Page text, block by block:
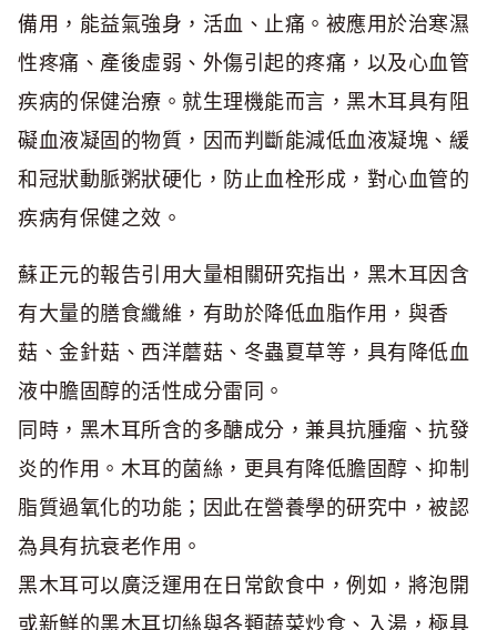
備用，能益氣強身，活血、止痛。被應用於治寒濕
性疼痛、產後虛弱、外傷引起的疼痛，以及心血管
疾病的保健治療。就生理機能而言，黑木耳具有阻
礙血液凝固的物質，因而判斷能減低血液凝塊、緩
和冠狀動脈粥狀硬化，防止血栓形成，對心血管的
疾病有保健之效。
蘇正元的報告引用大量相關研究指出，黑木耳因含
有大量的膳食纖維，有助於降低血脂作用，與香
菇、金針菇、西洋蘑菇、冬蟲夏草等，具有降低血
液中膽固醇的活性成分雷同。
同時，黑木耳所含的多醣成分，兼具抗腫瘤、抗發
炎的作用。木耳的菌絲，更具有降低膽固醇、抑制
脂質過氧化的功能；因此在營養學的研究中，被認
為具有抗衰老作用。
黑木耳可以廣泛運用在日常飲食中，例如，將泡開
或新鮮的黑木耳切絲與各類蔬菜炒食、入湯，極具